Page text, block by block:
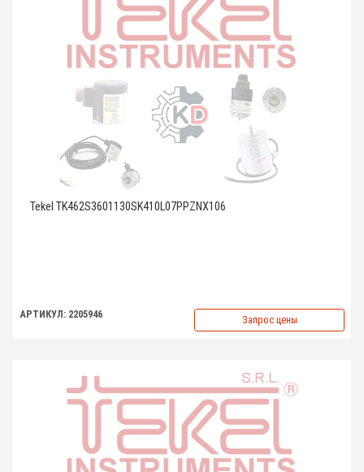
Tekel TK462S3601130SK410L07PPZNX106
АРТИКУЛ: 2205946 Запрос цены